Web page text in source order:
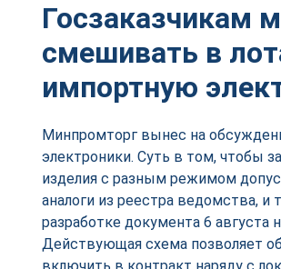
Госзаказчикам
смешивать в
импортную
Минпромторг вынес на
электроники. Суть в том, чтобы
изделия с разным режимом
аналоги из реестра ведомства, и
разработке документа 6 августа
Действующая схема позволяет